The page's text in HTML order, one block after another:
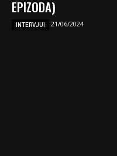
EPIZODA)
INTERVJUI 21/06/2024